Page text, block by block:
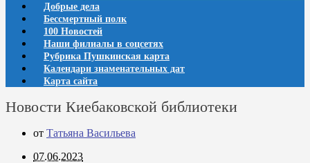
Добрые дела
Бессмертный полк
100 Новостей
Наши филиалы в соцсетях
Рубрика Пушкинская карта
Календари знаменательных дат
Карта сайта
Новости Киебаковской библиотеки
от Татьяна Васильева
07.06.2023